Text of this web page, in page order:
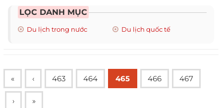
LỌC DANH MỤC
Du lịch trong nước Du lịch quốc tế
« ‹ 463 464 465 466 467
› »